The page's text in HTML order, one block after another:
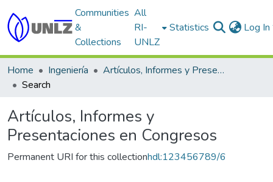
Communities
&
Collections
All
RI-
UNLZ
Statistics Log In
Home Ingeniería
Artículos, Informes y Presentaciones en Congresos
Search
Artículos, Informes y
Presentaciones en Congresos
Permanent URI for this collectionhdl:123456789/6